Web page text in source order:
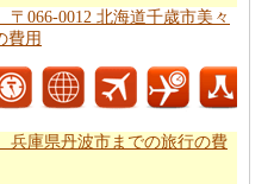
までの飛行時間を得ることが
止点やあなたの旅行の途中
0012 北海道千歳市美々新
066-0012 北海道千歳市美々
費用
兵庫県丹波市までの旅行の費